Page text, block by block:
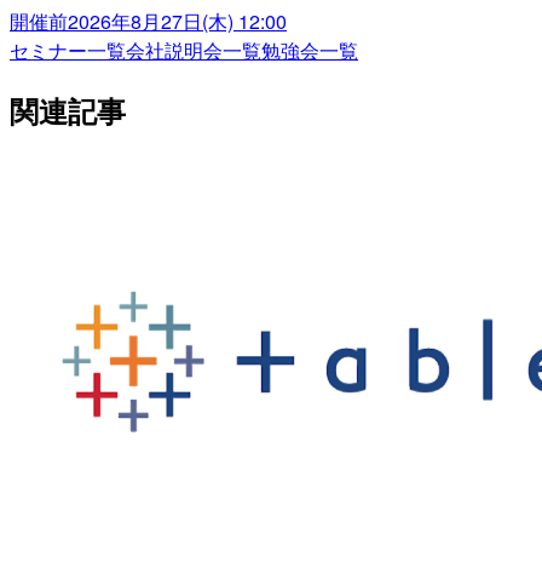
開催前2026年8月27日(木) 12:00
セミナー一覧会社説明会一覧勉強会一覧
関連記事